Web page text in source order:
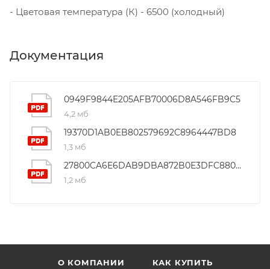
- Цветовая температура (К) - 6500 (холодный)
Документация
0949F9844E205AFB70006D8A546FB9C5
4,2 мб
19370D1AB0EB802579692C8964447BD8
1,3 мб
27800CA6E6DAB9DBA872B0E3DFC88047
1,2 мб
О КОМПАНИИ КАК КУПИТЬ